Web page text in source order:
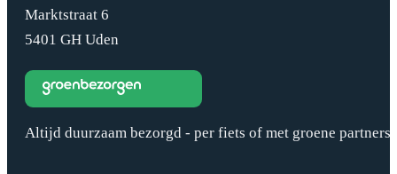
Marktstraat 6
5401 GH Uden
Altijd duurzaam bezorgd - per fiets of met groene partners